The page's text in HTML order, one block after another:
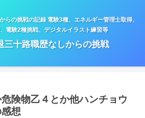
らの挑戦の記録 電験3種、エネルギー管理士取得、
電験2種挑戦、デジタルイラスト練習等
三十路職歴なしからの挑戦
険物乙４とか他ハンチョウ
想